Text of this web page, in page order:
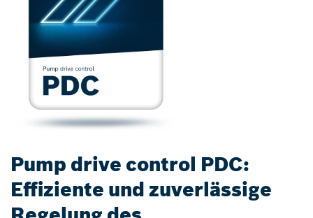
Pump drive control PDC:
Effiziente und zuverlässige